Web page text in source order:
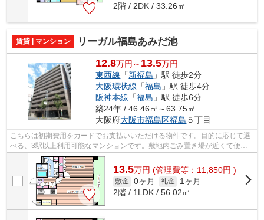
2階 / 2DK / 33.26㎡
賃貸 | マンション リーガル福島あみだ池
12.8万円～ 13.5万円
東西線 「新福島 」駅 徒歩2分
大阪環状線 「福島 」駅 徒歩4分
阪神本線 「福島 」駅 徒歩6分
築24年 / 46.46㎡～63.75㎡
大阪府大阪市福島区福島 ５丁目
こちらは初期費用をカードでお支払いいただける物件です。目的に応じて選
べる、3駅以上利用可能なマンションです。敷地内ごみ置き場が近くて便
利。地上11階建てのこの物件なら景色もバ...
13.5万円 (管理費等：11,850円 )
敷金 0ヶ月 礼金
1ヶ月
2階 / 1LDK / 56.02㎡